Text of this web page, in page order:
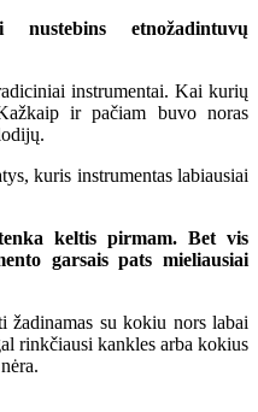
etnožadintuvų
instrumentai. Kai kurių
ir pačiam buvo noras
kuris instrumentas labiausiai
keltis pirmam. Bet vis
garsais pats mieliausiai
žadinamas su kokiu nors labai
rinkčiausi kankles arba kokius